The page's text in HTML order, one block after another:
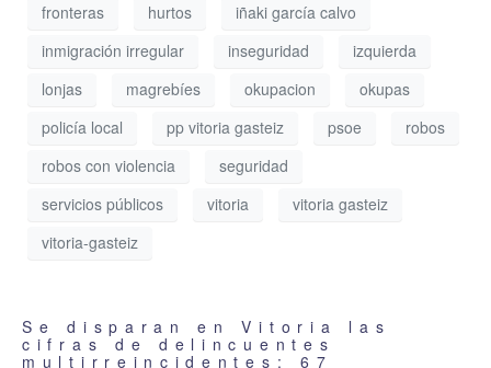
fronteras
hurtos
iñaki garcía calvo
inmigración irregular
inseguridad
izquierda
lonjas
magrebíes okupacion
okupas
policía local
pp vitoria gasteiz psoe
robos
robos con violencia
seguridad
servicios públicos
vitoria
vitoria gasteiz
vitoria-gasteiz
Se disparan en Vitoria las
cifras de delincuentes
multirreincidentes: 67